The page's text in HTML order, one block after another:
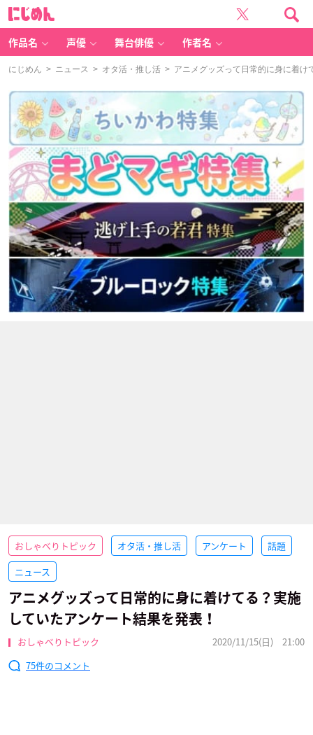
作品名 声優 舞台俳優 作者名
にじめん > ニュース > オタ活・推し活 > アニメグッズって日常的に身に着け
おしゃべりトピック オタ活・推し活 アンケート
話題
ニュース
アニメグッズって日常的に身に着けてる？実施
していたアンケート結果を発表！
おしゃべりトピック
2020/11/15(日) 21:00
75